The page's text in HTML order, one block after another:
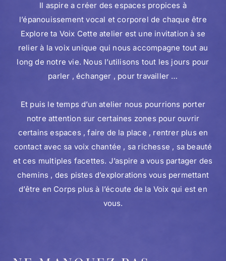
Il aspire a créer des espaces propices à
l’épanouissement vocal et corporel de chaque être
Explore ta Voix Cette atelier est une invitation à se
relier à la voix unique qui nous accompagne tout au
long de notre vie. Nous l’utilisons tout les jours pour
parler , échanger , pour travailler …
Et puis le temps d’un atelier nous pourrions porter
notre attention sur certaines zones pour ouvrir
certains espaces , faire de la place , rentrer plus en
contact avec sa voix chantée , sa richesse , sa beauté
et ces multiples facettes. J’aspire a vous partager des
chemins , des pistes d’explorations vous permettant
d’être en Corps plus à l’écoute de la Voix qui est en
vous.